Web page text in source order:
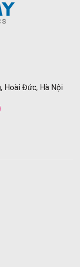
Hoài Đức, Hà Nội